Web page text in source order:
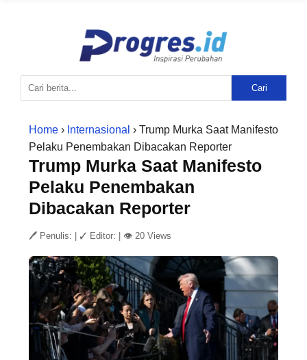
Cari
Home › Internasional › Trump Murka Saat Manifesto
Pelaku Penembakan Dibacakan Reporter
Trump Murka Saat Manifesto
Pelaku Penembakan
Dibacakan Reporter
🖊 Penulis: ✓ Editor: 👁 20 Views